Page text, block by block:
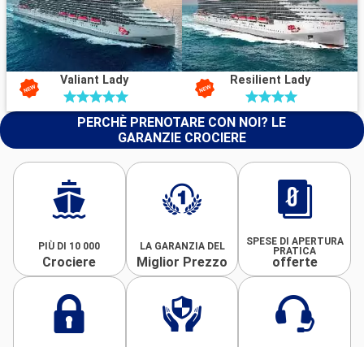
Valiant Lady Resilient Lady
PERCHÈ PRENOTARE CON NOI? LE
GARANZIE CROCIERE
PIÙ DI 10 000
Crociere
LA GARANZIA DEL
Miglior Prezzo
SPESE DI APERTURA
PRATICA
offerte